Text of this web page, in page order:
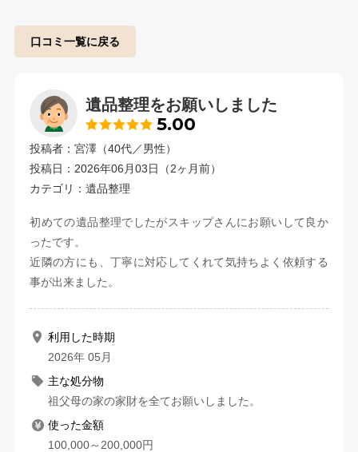
口コミ一覧に戻る
遺品整理をお願いしました
5.00
投稿者：宮澤（40代／男性）
投稿日：2026年06月03日（2ヶ月前）
カテゴリ：遺品整理
初めての遺品整理でしたがスキップさんにお願いして良か
ったです。
近隣の方にも、丁寧に対応してくれて気持ちよく依頼する
事が出来ました。
利用した時期
2026年 05月
主な処分物
祖父母の家の家財を全てお願いしました。
使った金額
100,000～200,000円